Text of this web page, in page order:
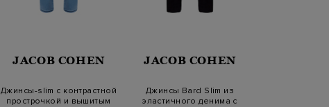
JACOB COHEN
Джинсы-slim с контрастной
прострочкой и вышитым
JACOB COHEN
Джинсы Bard Slim из
эластичного денима с